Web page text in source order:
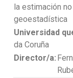
la estimación
geoestadística
Universidad
da Coruña
Director/a: